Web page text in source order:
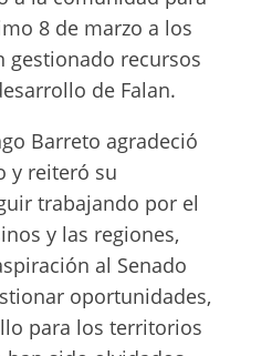
8 de marzo a los
gestionado recursos
de Falan.
Barreto agradeció
y reiteró su
trabajando por el
y las regiones,
al Senado
oportunidades,
para los territorios